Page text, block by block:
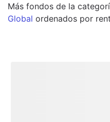
Más fondos de la
Global ordenados por